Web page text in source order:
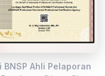
Ahli Pelaporan